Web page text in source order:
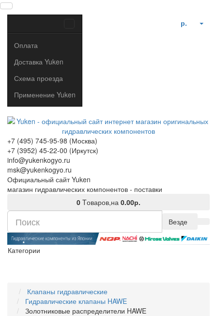
Оплата
Доставка Yuken
Схема проезда
Применение Yuken
р.
+7 (495) 745-95-98 (Москва)
+7 (3952) 45-22-00 (Иркутск)
info@yukenkogyo.ru
msk@yukenkogyo.ru
Официальный сайт Yuken
магазин гидравлических компонентов - поставки
0 Tоваров,на 0.00р.
Везде
Категории
Клапаны гидравлические
Гидравлические клапаны HAWE
Золотниковые распределители HAWE